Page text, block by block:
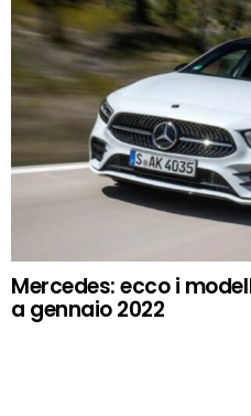
Mercedes: ecco i
a gennaio 2022